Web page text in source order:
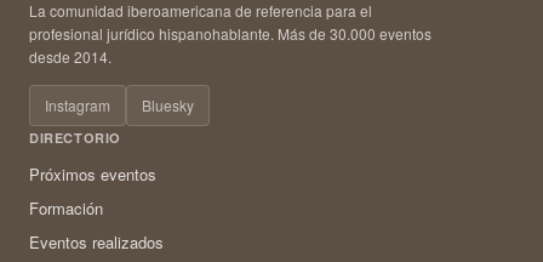
La comunidad iberoamericana de referencia para el
profesional jurídico hispanohablante. Más de 30.000 eventos
desde 2014.
Instagram Bluesky
DIRECTORIO
Próximos eventos
Formación
Eventos realizados